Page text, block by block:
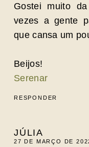
Gostei muito
vezes a gente
que cansa um
Beijos!
Serenar
RESPONDER
JÚLIA
27 DE MARÇO DE